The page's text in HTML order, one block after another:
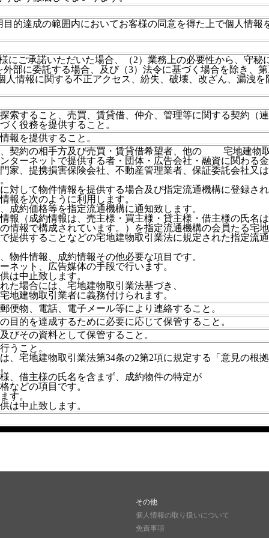
的達成の範囲内においてお客様の同意を得た上で個人情報
にご承諾いただいた場合、（2）業務上の必要性から、守秘
部に委託する場合、及び（3）法令に基づく場合を除き、
情報に関する不正アクセス、紛失、破壊、改ざん、漏洩を
索すること、売買、賃貸借、仲介、管理等に関する契約（
く役務を提供すること。
報を提供すること。
、契約の相手方及び売買・賃貸借希望者、他の 宅地建物
ターネットで提供する者・団体・広告会社・融資に関わる
家、提携損害保険会社、不動産管理業者、保証委託会社又
対して物件情報を提供する場合及び指定流通機構に登録さ
報を次のように利用します。
成約価格等を指定流通機構に通知致します。
報（成約情報は、売主様・買主様・貸主様・借主様の氏名
情報で構成されています。）を指定流通機構の会員たる宅
提供することなどの宅地建物取引業法に規定された指定流
件情報、成約情報その他必要な項目です。
ット、広告媒体の手段で行います。
は中止致します。
場合には、宅地建物取引業法基づき、
地建物取引業者に義務付けられます。
便物、電話、電子メール等により連絡すること。
目的を達成するために必要に応じて保管すること。
びその資料として保管すること。
うこと。
、宅地建物取引業法第34条の2第2項に規定する「意見の根
、借主様の氏名を含まず、成約物件の特定が
などの項目です。
す。
は中止致します。
その他
個人情報の取り扱いについて
免責事項